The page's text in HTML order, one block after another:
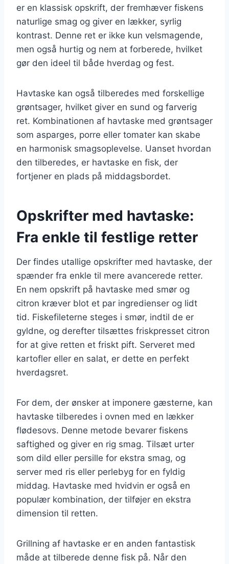
er en klassisk opskrift, der fremhæver fiskens
naturlige smag og giver en lækker, syrlig
kontrast. Denne ret er ikke kun velsmagende,
men også hurtig og nem at forberede, hvilket
gør den ideel til både hverdag og fest.
Havtaske kan også tilberedes med forskellige
grøntsager, hvilket giver en sund og farverig
ret. Kombinationen af havtaske med grøntsager
som asparges, porre eller tomater kan skabe
en harmonisk smagsoplevelse. Uanset hvordan
den tilberedes, er havtaske en fisk, der
fortjener en plads på middagsbordet.
Opskrifter med havtaske:
Fra enkle til festlige retter
Der findes utallige opskrifter med havtaske, der
spænder fra enkle til mere avancerede retter.
En nem opskrift på havtaske med smør og
citron kræver blot et par ingredienser og lidt
tid. Fiskefileterne steges i smør, indtil de er
gyldne, og derefter tilsættes friskpresset citron
for at give retten et friskt pift. Serveret med
kartofler eller en salat, er dette en perfekt
hverdagsret.
For dem, der ønsker at imponere gæsterne, kan
havtaske tilberedes i ovnen med en lækker
flødesovs. Denne metode bevarer fiskens
saftighed og giver en rig smag. Tilsæt urter
som dild eller persille for ekstra smag, og
server med ris eller perlebyg for en fyldig
middag. Havtaske med hvidvin er også en
populær kombination, der tilføjer en ekstra
dimension til retten.
Grillning af havtaske er en anden fantastisk
måde at tilberede denne fisk på. Når den